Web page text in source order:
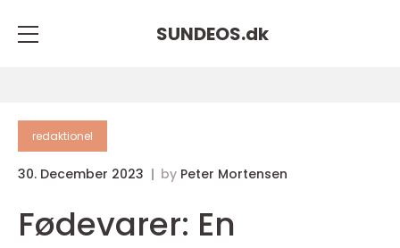
SUNDEOS.dk
redaktionel
30. December 2023 by Peter Mortensen
Fødevarer: En